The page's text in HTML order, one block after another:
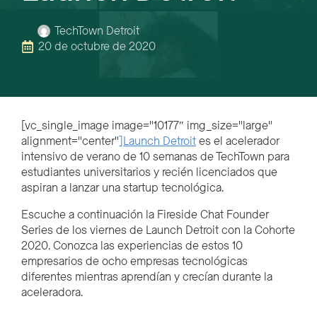
TechTown Detroit
20 de octubre de 2020
[vc_single_image image="10177″ img_size="large"
alignment="center"]Launch Detroites el acelerador
intensivo de verano de 10 semanas de TechTown para
estudiantes universitarios y recién licenciados que
aspiran a lanzar una startup tecnológica.
Escuche a continuación la Fireside Chat Founder
Series de los viernes de Launch Detroit con la Cohorte
2020. Conozca las experiencias de estos 10
empresarios de ocho empresas tecnológicas
diferentes mientras aprendían y crecían durante la
aceleradora.